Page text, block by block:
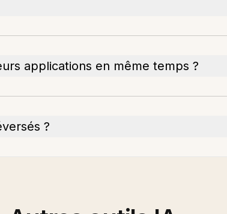
applications en même temps ?
?